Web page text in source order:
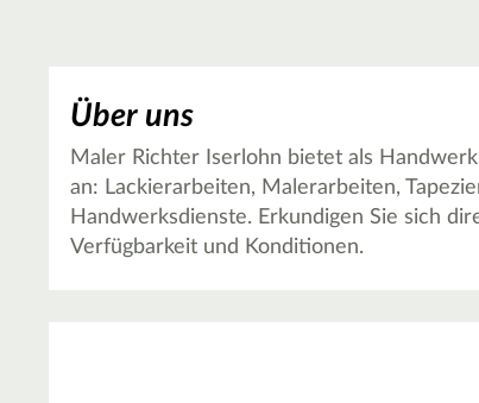
Über uns
Maler Richter Iserlohn bietet als
an: Lackierarbeiten, Malerarbeiten,
Handwerksdienste. Erkundigen Sie sich
Verfügbarkeit und Konditionen.